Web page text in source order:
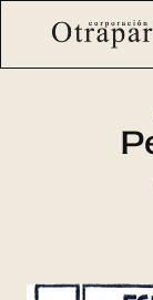
Saltar
Otraparte.org/